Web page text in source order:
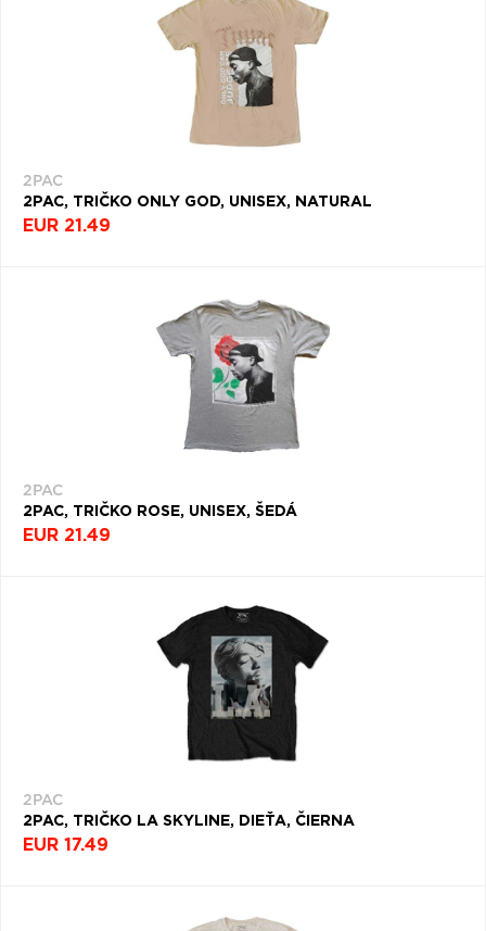
2PAC
2PAC, TRIČKO ONLY GOD, UNISEX, NATURAL
EUR 21.49
2PAC
2PAC, TRIČKO ROSE, UNISEX, ŠEDÁ
EUR 21.49
2PAC
2PAC, TRIČKO LA SKYLINE, DIEŤA, ČIERNA
EUR 17.49